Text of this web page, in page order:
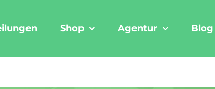
Shop Agentur Blog